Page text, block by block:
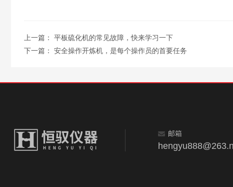
上一篇： 平板硫化机的常见故障，快来学习一下
下一篇： 安全操作开炼机，是每个操作员的首要任务
邮箱